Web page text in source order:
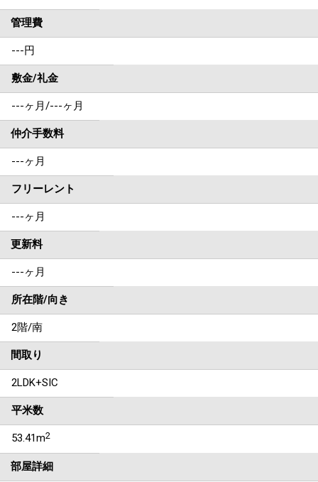
管理費
---円
敷金/礼金
---ヶ月/---ヶ月
仲介手数料
---ヶ月
フリーレント
---ヶ月
更新料
---ヶ月
所在階/向き
2階/南
間取り
2LDK+SIC
平米数
53.41m2
部屋詳細